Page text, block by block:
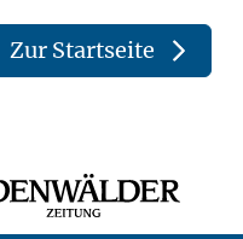
Zur Startseite